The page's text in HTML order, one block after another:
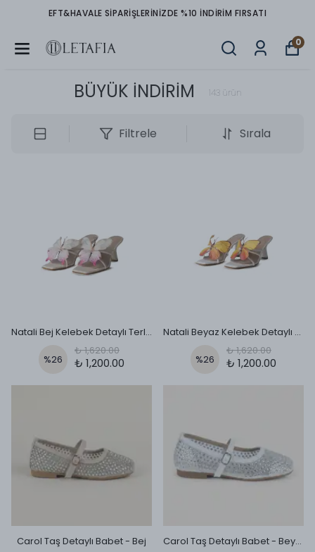
EFT&HAVALE SIPARIŞLERINIZDE %10 İNDIRIM FIRSATI
0
BÜYÜK İNDİRİM 143 ürün
Filtrele Sırala
Natali Bej Kelebek Detaylı Terlik
%26
₺ 1,620.00
₺ 1,200.00
Natali Beyaz Kelebek Detaylı Terlik
%26
₺ 1,620.00
₺ 1,200.00
Carol Taş Detaylı Babet - Bej Carol Taş Detaylı Babet - Beyaz